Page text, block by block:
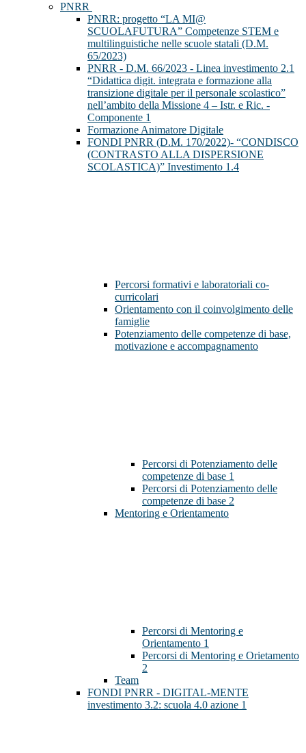
PNRR
PNRR: progetto “LA MI@
SCUOLAFUTURA” Competenze STEM e
multilinguistiche nelle scuole statali (D.M.
65/2023)
PNRR - D.M. 66/2023 - Linea investimento 2.1
“Didattica digit. integrata e formazione alla
transizione digitale per il personale scolastico”
nell’ambito della Missione 4 – Istr. e Ric. -
Componente 1
Formazione Animatore Digitale
FONDI PNRR (D.M. 170/2022)- “CONDISCO
(CONTRASTO ALLA DISPERSIONE
SCOLASTICA)” Investimento 1.4
Percorsi formativi e laboratoriali co-
curricolari
Orientamento con il coinvolgimento delle
famiglie
Potenziamento delle competenze di base,
motivazione e accompagnamento
Percorsi di Potenziamento delle
competenze di base 1
Percorsi di Potenziamento delle
competenze di base 2
Mentoring e Orientamento
Percorsi di Mentoring e
Orientamento 1
Percorsi di Mentoring e Orietamento
2
Team
FONDI PNRR - DIGITAL-MENTE
investimento 3.2: scuola 4.0 azione 1